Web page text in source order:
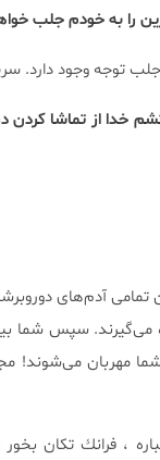
را به خودم جلب
توجه وجود دارد.
بكشم خدا از تماشا
تمامی ‌‌آدم‌های
می‌گیرند. سپس شما
شما مهربان
، فرانك تكان